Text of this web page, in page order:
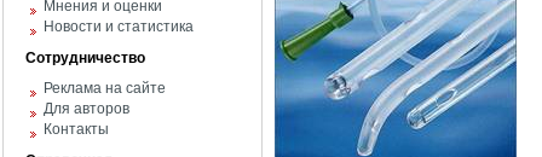
Мнения и оценки
Новости и статистика
Сотрудничество
Реклама на сайте
Для авторов
Контакты